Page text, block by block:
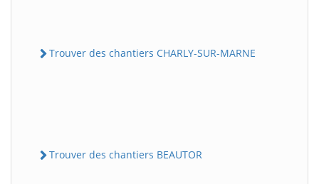
Trouver des chantiers CHARLY-SUR-MARNE
Trouver des chantiers BEAUTOR